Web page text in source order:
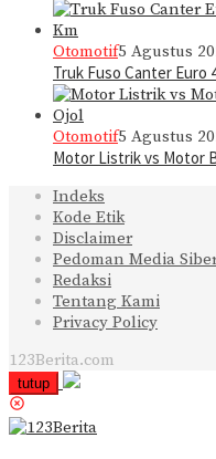
Otomotif5 Agustus
Truk Fuso Canter
Otomotif5 Agustus
Motor Listrik vs Motor
Indeks
Kode Etik
Disclaimer
Pedoman Media
Redaksi
Tentang Kami
Privacy Policy
123Berita.com
tutup